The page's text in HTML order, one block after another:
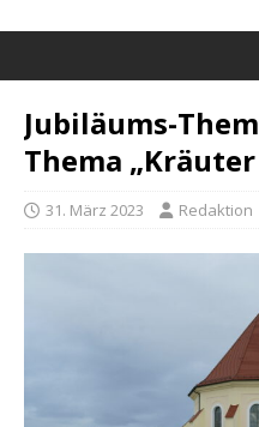
Jubiläums-
Thema
31. März 2023 Redaktion